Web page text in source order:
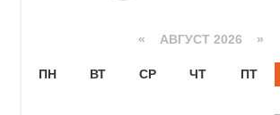
« АВГУСТ 2026 »
ПН ВТ СР ЧТ ПТ